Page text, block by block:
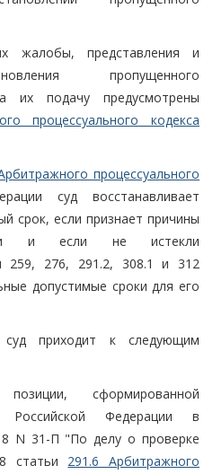
жалобы, представления и
пропущенного
их подачу предусмотрены
процессуального кодекса
процессуального
суд восстанавливает
срок, если признает причины
и если не истекли
259, 276, 291.2, 308.1 и 312
допустимые сроки для его
суд приходит к следующим
сформированной
Российской Федерации в
N 31-П "По делу о проверке
статьи 291.6 Арбитражного